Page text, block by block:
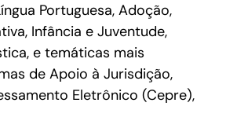
Portuguesa, Adoção,
Infância e Juventude,
e temáticas mais
de Apoio à Jurisdição,
Eletrônico (Cepre),